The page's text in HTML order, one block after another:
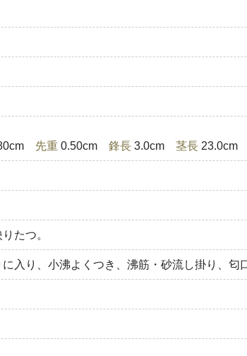
先重0.50cm 鋒長3.0cm 茎長23.0cm
たつ。
入り、小沸よくつき、沸筋・砂流し掛り、匂